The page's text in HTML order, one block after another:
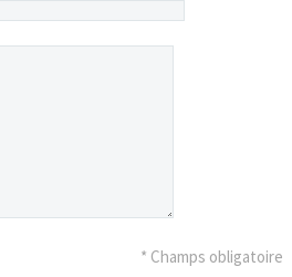
* Champs obligatoire